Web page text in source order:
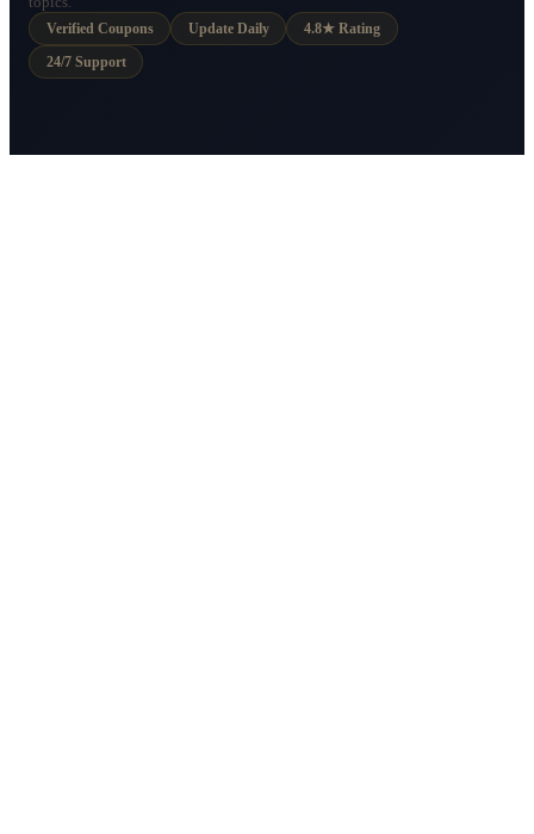
Verified Coupons
Update Daily 4.8★ Rating
24/7 Support